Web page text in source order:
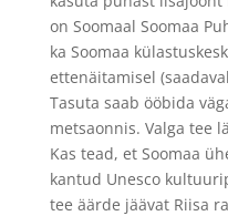
on Soomaal Soomaa
ka Soomaa
ettenäitamisel
Tasuta saab ööbida
metsaonnis. Valga tee
Kas tead, et Soomaa
kantud Unesco
tee äärde jäävat Riisa